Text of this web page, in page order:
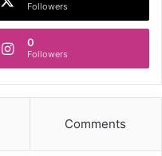
Followers
0
Followers
Comments